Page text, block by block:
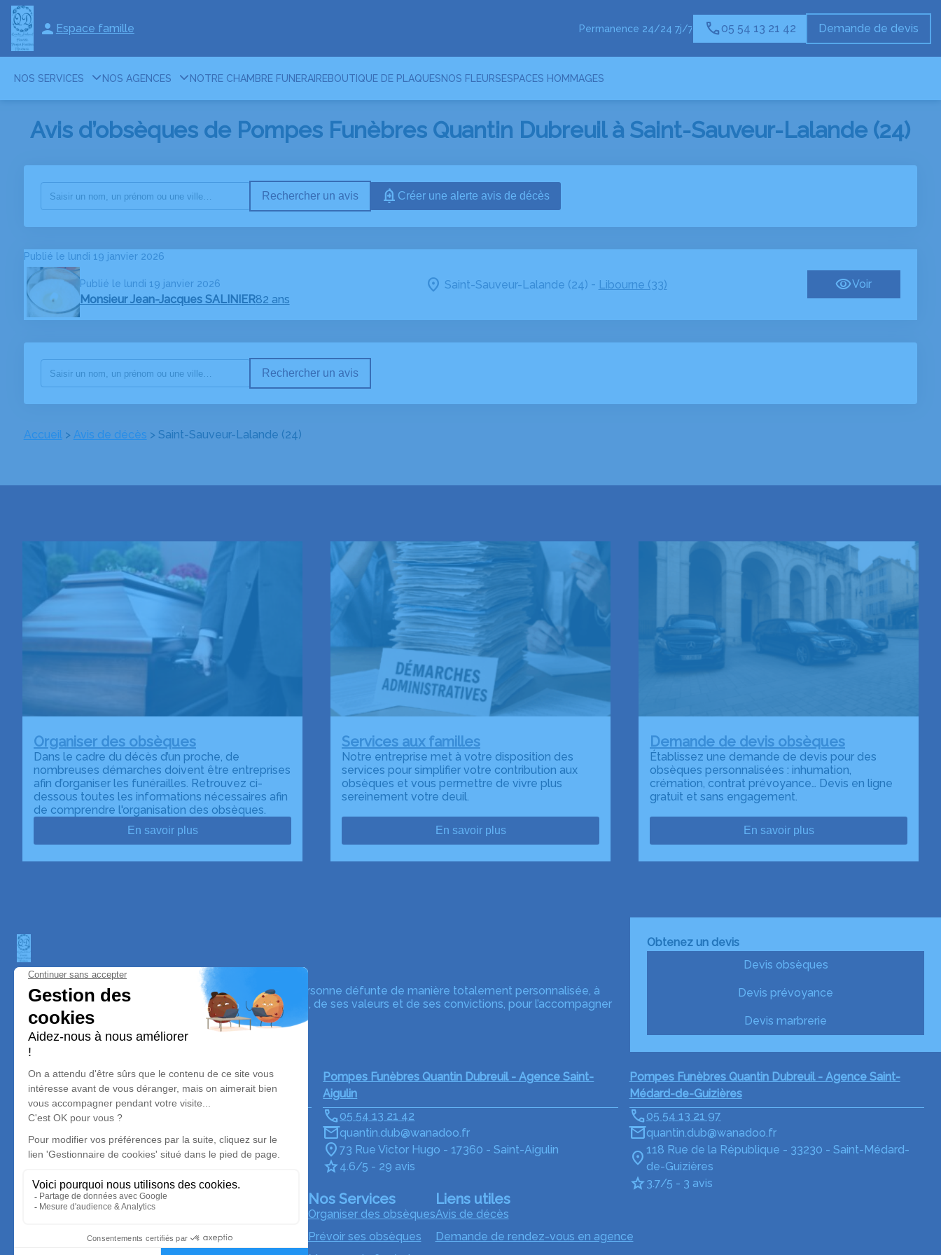
Espace famille Permanence 24/24 7j/7 05 54 13 21 42 Demande de devis
NOS SERVICES NOS AGENCES NOTRE CHAMBRE FUNERAIREBOUTIQUE DE PLAQUESNOS FLEURSESPACES HOMMAGES
Avis d’obsèques de Pompes Funèbres Quantin Dubreuil à Saint-Sauveur-Lalande (24)
Rechercher un avis Créer une alerte avis de décès
Publié le lundi 19 janvier 2026
Publié le lundi 19 janvier 2026
Monsieur Jean-Jacques SALINIER82 ans
Saint-Sauveur-Lalande (24) - Libourne (33) Voir
Rechercher un avis
Accueil> Avis de décès > Saint-Sauveur-Lalande (24)
Organiser des obsèques
Dans le cadre du décès d’un proche, de
nombreuses démarches doivent être entreprises
afin d’organiser les funérailles. Retrouvez ci-
dessous toutes les informations nécessaires afin
de comprendre l'organisation des obsèques.
En savoir plus
Services aux familles
Notre entreprise met à votre disposition des
services pour simplifier votre contribution aux
obsèques et vous permettre de vivre plus
sereinement votre deuil.
En savoir plus
Demande de devis obsèques
Établissez une demande de devis pour des
obsèques personnalisées : inhumation,
crémation, contrat prévoyance… Devis en ligne
gratuit et sans engagement.
En savoir plus
Pompes Funèbres Quantin Dubreuil
Nos équipes vous aident à honorer la mémoire de la personne défunte de manière totalement personnalisée, à
perpétuer son souvenir dans le respect de ses volontés, de ses valeurs et de ses convictions, pour l’accompagner
avec dignité dans son dernier voyage.
Obtenez un devis
Devis obsèques
Devis prévoyance
Devis marbrerie
Nos agences
Pompes Funèbres Quantin Dubreuil - Agence Saint
Seurin sur L’Isle
05 54 13 30 76
quantin.dub@wanadoo.fr
21 Av. Georges Clemenceau - 33660 - Saint-Seurin-
5/5 - 12 avis
Pompes Funèbres Quantin Dubreuil - Agence Saint-
Aigulin
05 54 13 21 42
quantin.dub@wanadoo.fr
73 Rue Victor Hugo - 17360 - Saint-Aigulin
4.6/5 - 29 avis
Pompes Funèbres Quantin Dubreuil - Agence Saint-
Médard-de-Guizières
05 54 13 21 97
quantin.dub@wanadoo.fr
118 Rue de la République - 33230 - Saint-Médard-
de-Guizières
3.7/5 - 3 avis
Nos Services
Organiser des obsèques
Prévoir ses obsèques
Liens utiles
Avis de décès
Demande de rendez-vous en agence